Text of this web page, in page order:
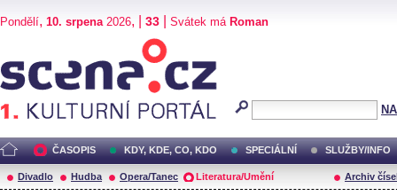
Pondělí, 10. srpena2026, | 33 Svátek má Roman
ČASOPIS KDY, KDE, CO, KDO SPECIÁLNÍ SLUŽBY/INFO
Divadlo Hudba Opera/Tanec Literatura/Umění Archiv